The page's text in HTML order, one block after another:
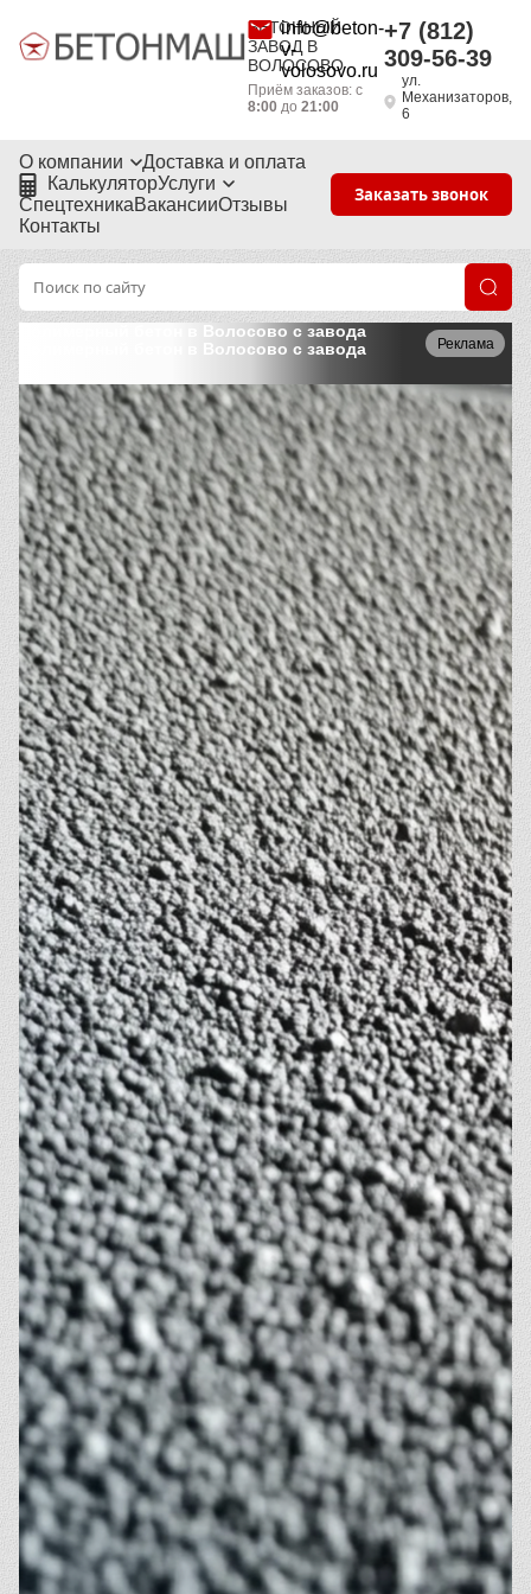
БЕТОННЫЙ
ЗАВОД В
ВОЛОСОВО
info@beton-
v-
volosovo.ru
Приём заказов: с
8:00 до 21:00
+7 (812)
309-56-39
ул.
Механизаторов,
6
О компании
Доставка и оплата
КалькуляторУслуги
СпецтехникаВакансииОтзывы
Контакты
Заказать звонок
Реклама
Полимерный бетон в Волосово с завода
Полимерный бетон в Волосово с завода